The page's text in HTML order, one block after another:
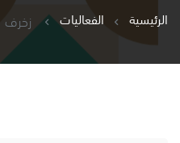
الرئيسية
الفعاليات زخرف